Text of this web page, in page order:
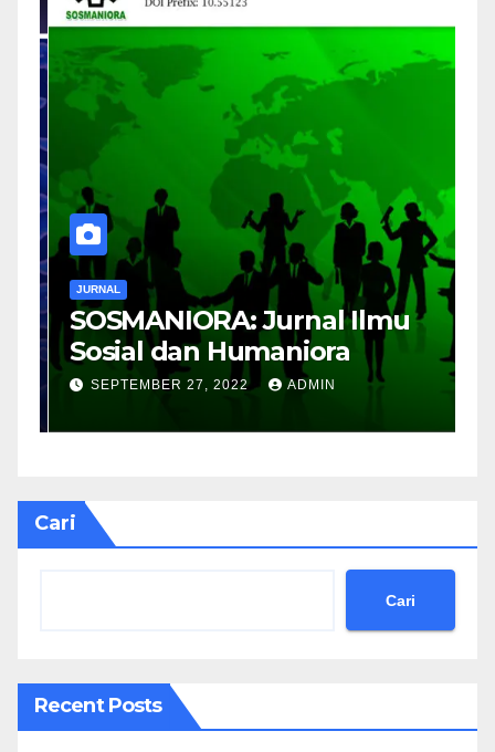
JURNAL
SOSMANIORA: Jurnal Ilmu
Sosial dan Humaniora
SEPTEMBER 27, 2022 ADMIN
Cari
Cari
Recent Posts